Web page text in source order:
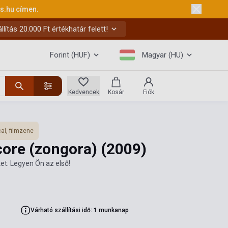
címen.
20.000 Ft értékhatár felett!
Forint (HUF) Magyar (HU)
Kedvencek Kosár Fiók
filmzene
(zongora) (2009)
Legyen Ön az első!
Várható szállítási idő: 1 munkanap